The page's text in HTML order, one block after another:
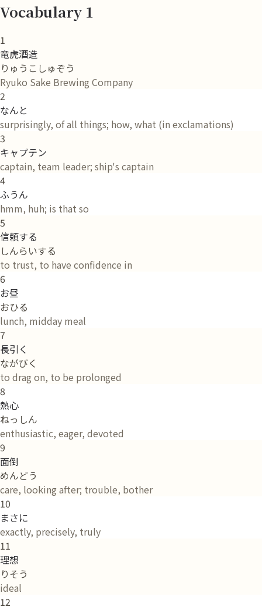
Vocabulary 1
1
竜虎酒造
りゅうこしゅぞう
Ryuko Sake Brewing Company
2
なんと
surprisingly, of all things; how, what (in exclamations)
3
キャプテン
captain, team leader; ship's captain
4
ふうん
hmm, huh; is that so
5
信頼する
しんらいする
to trust, to have confidence in
6
お昼
おひる
lunch, midday meal
7
長引く
ながびく
to drag on, to be prolonged
8
熱心
ねっしん
enthusiastic, eager, devoted
9
面倒
めんどう
care, looking after; trouble, bother
10
まさに
exactly, precisely, truly
11
理想
りそう
ideal
12